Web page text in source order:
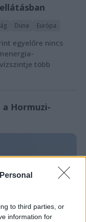
to third parties, or
information for
Duna Európa
egyelőre nincs
több
Hormuzi-